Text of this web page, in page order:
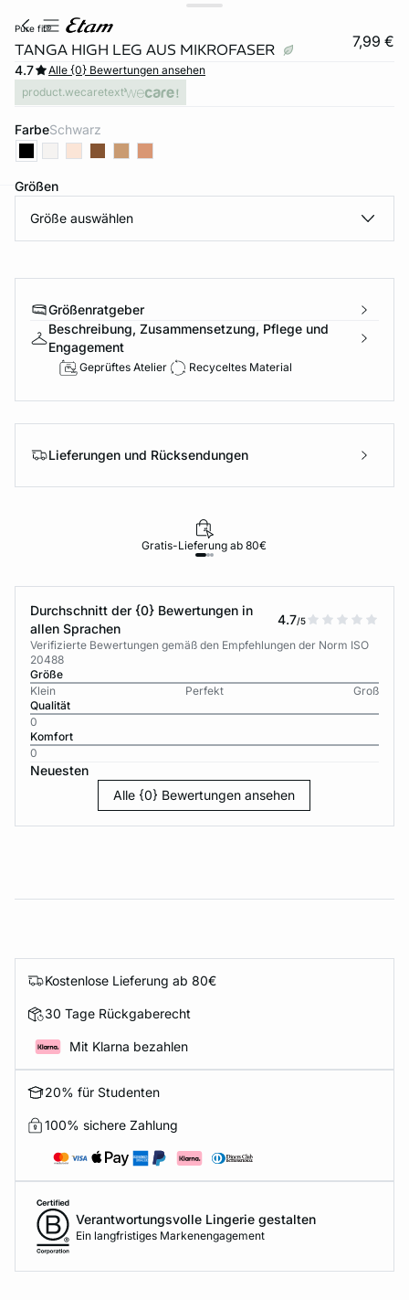
pure fit®
TANGA HIGH LEG AUS MIKROFASER 7,99 €
4.7
Alle {0} Bewertungen ansehen
product.wecaretext
Farbe schwarz
Größen
Größe auswählen
Größenratgeber
Beschreibung, Zusammensetzung, Pflege und
Engagement
Geprüftes Atelier Recyceltes Material
Lieferungen und Rücksendungen
Gratis-Lieferung ab 80€
Durchschnitt der {0} Bewertungen in
allen Sprachen
4.7/5
Verifizierte Bewertungen gemäß den Empfehlungen der Norm ISO
20488
Größe
Klein
Perfekt
Groß
Qualität
0
Komfort
0
Neuesten
Alle {0} Bewertungen ansehen
Kostenlose Lieferung ab 80€
30 Tage Rückgaberecht
Mit Klarna bezahlen
20% für Studenten
100% sichere Zahlung
Verantwortungsvolle Lingerie gestalten
Ein langfristiges Markenengagement